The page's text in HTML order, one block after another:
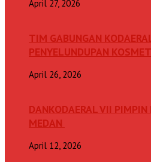
April 27, 2026
TIM GABUNGAN
PENYELUNDUPAN
April 26, 2026
DANKODAERAL VII
MEDAN
April 12, 2026